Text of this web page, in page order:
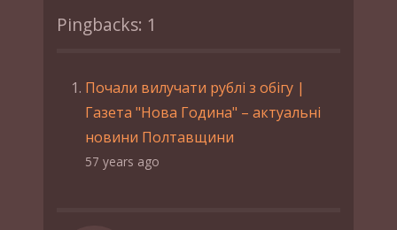
Pingbacks: 1
Почали вилучати рублі з обігу |
Газета "Нова Година" – актуальні
новини Полтавщини
57 years ago